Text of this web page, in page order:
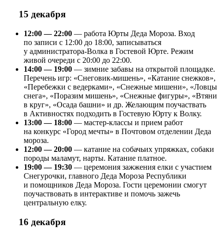
15 декабря
12:00 — 22:00 — работа Юрты Деда Мороза. Вход
по записи с 12:00 до 18:00, записываться
у администратора-Волка в Гостевой Юрте. Режим
живой очереди с 20:00 до 22:00.
14:00 — 19:00 — зимние забавы на открытой площадке.
Перечень игр: «Снеговик-мишень», «Катание снежков»,
«Перебежки с ведерками», «Снежные мишени», «Ловцы
снега», «Поразим мишень», «Снежные фигуры», «Втяни
в круг», «Осада башни» и др. Желающим поучаствать
в Активностях подходить в Гостевую Юрту к Волку.
13:00 — 18:00 — мастер-классы и прием работ
на конкурс «Город мечты» в Почтовом отделении Деда
мороза.
12:00 — 20:00 — катание на собачьих упряжках, собаки
породы маламут, нарты. Катание платное.
19:00 — 19:30 — церемония зажжения елки с участием
Снегурочки, главного Деда Мороза Республики
и помощников Деда Мороза. Гости церемонии смогут
поучаствовать в интерактиве и помочь зажечь
центральную елку.
16 декабря